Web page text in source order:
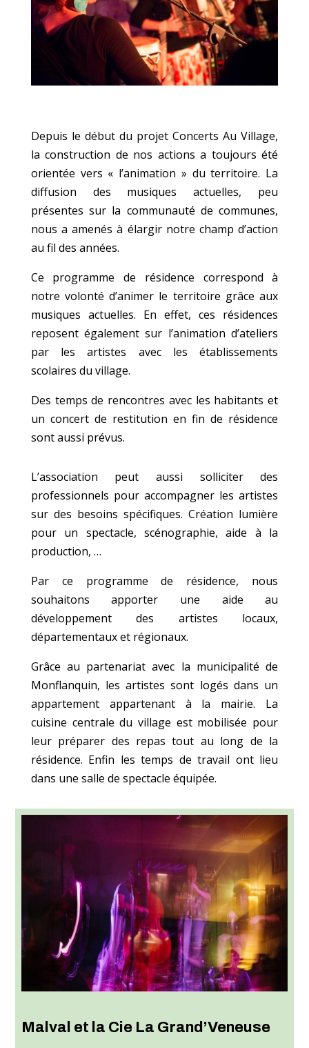
Depuis le début du projet Concerts Au Village,
la construction de nos actions a toujours été
orientée vers « l’animation » du territoire. La
diffusion des musiques actuelles, peu
présentes sur la communauté de communes,
nous a amenés à élargir notre champ d’action
au fil des années.
Ce programme de résidence correspond à
notre volonté d’animer le territoire grâce aux
musiques actuelles. En effet, ces résidences
reposent également sur l’animation d’ateliers
par les artistes avec les établissements
scolaires du village.
Des temps de rencontres avec les habitants et
un concert de restitution en fin de résidence
sont aussi prévus.
L’association peut aussi solliciter des
professionnels pour accompagner les artistes
sur des besoins spécifiques. Création lumière
pour un spectacle, scénographie, aide à la
production, …
Par ce programme de résidence, nous
souhaitons apporter une aide au
développement des artistes locaux,
départementaux et régionaux.
Grâce au partenariat avec la municipalité de
Monflanquin, les artistes sont logés dans un
appartement appartenant à la mairie. La
cuisine centrale du village est mobilisée pour
leur préparer des repas tout au long de la
résidence. Enfin les temps de travail ont lieu
dans une salle de spectacle équipée.
Malval et la Cie La Grand’Veneuse